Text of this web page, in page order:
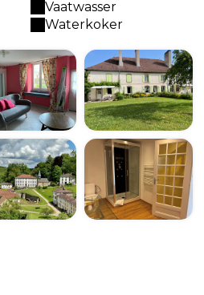
Vaatwasser
Waterkoker